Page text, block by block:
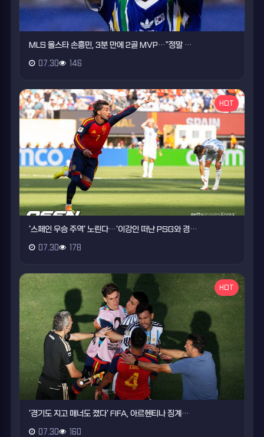
MLS 올스타 손흥민, 3분 만에 2골 MVP…"정말 …
07.30 146
HOT
'스페인 우승 주역' 노린다…'이강인 떠난 PSG와 경…
07.30 178
HOT
'경기도 지고 매너도 졌다' FIFA, 아르헨티나 징계…
07.30 160